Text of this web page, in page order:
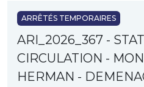
ARRÊTÉS TEMPORAIRES
ARI_2026_367 -
CIRCULATION -
HERMAN -